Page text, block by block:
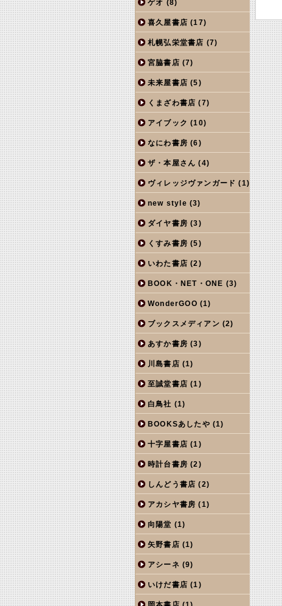
ゲオ (8)
喜久屋書店 (17)
札幌弘栄堂書店 (7)
宮脇書店 (7)
未来屋書店 (5)
くまざわ書店 (7)
アイブック (10)
なにわ書房 (6)
ザ・本屋さん (4)
ヴィレッジヴァンガード (1)
new style (3)
ダイヤ書房 (3)
くすみ書房 (5)
いわた書店 (2)
BOOK・NET・ONE (3)
WonderGOO (1)
ブックスメディアン (2)
あすか書房 (3)
川島書店 (1)
至誠堂書店 (1)
白鳥社 (1)
BOOKSあしたや (1)
十字屋書店 (1)
時計台書房 (2)
しんどう書店 (2)
アカシヤ書房 (1)
向陽堂 (1)
矢野書店 (1)
アシーネ (9)
いけだ書店 (1)